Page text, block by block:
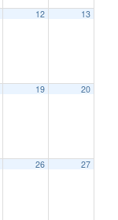
12 13
19 20
26 27